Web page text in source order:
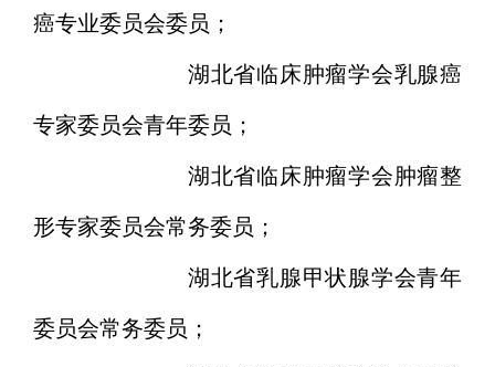
癌专业委员会委员；
湖北省临床肿瘤学会乳腺癌
专家委员会青年委员；
湖北省临床肿瘤学会肿瘤整
形专家委员会常务委员；
湖北省乳腺甲状腺学会青年
委员会常务委员；